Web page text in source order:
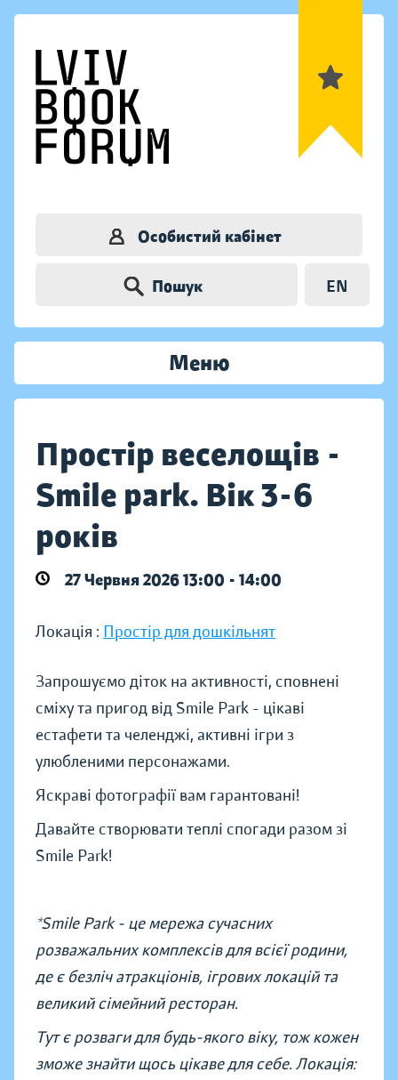
Особистий кабінет
Пошук EN
Меню
Простір веселощів -
Smile park. Вік 3-6
років
27 Червня 2026 13:00 - 14:00
Локація : Простір для дошкільнят
Запрошуємо діток на активності, сповнені
сміху та пригод від Smile Park - цікаві
естафети та челенджі, активні ігри з
улюбленими персонажами.
Яскраві фотографії вам гарантовані!
Давайте створювати теплі спогади разом зі
Smile Park!
*Smile Park - це мережа сучасних
розважальних комплексів для всієї родини,
де є безліч атракціонів, ігрових локацій та
великий сімейний ресторан.
Тут є розваги для будь-якого віку, тож кожен
зможе знайти щось цікаве для себе. Локація: